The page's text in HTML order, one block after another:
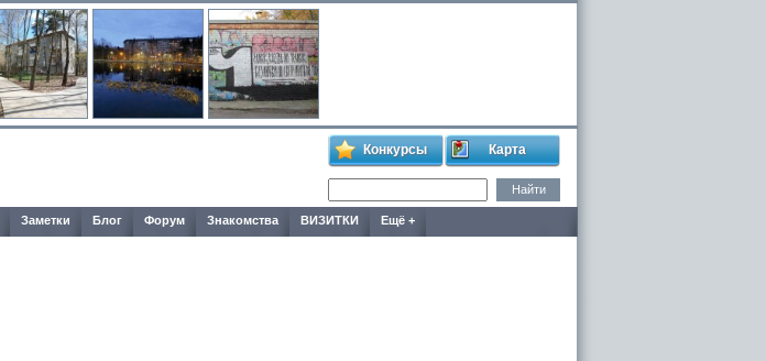
Конкурсы Карта
Заметки Блог Форум Знакомства ВИЗИТКИ Ещё +